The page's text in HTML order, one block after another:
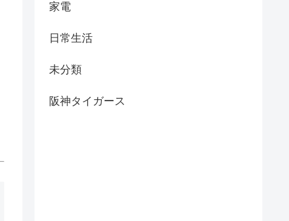
家電
日常生活
未分類
阪神タイガース